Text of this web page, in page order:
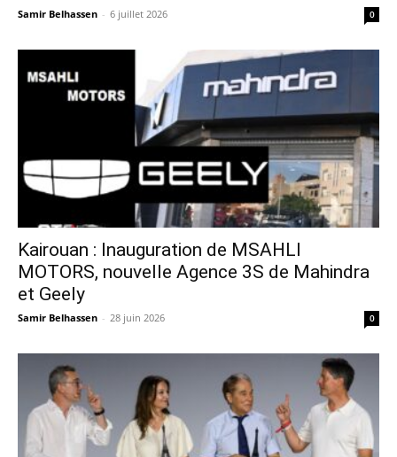
Samir Belhassen - 6 juillet 2026 0
Kairouan : Inauguration de MSAHLI
MOTORS, nouvelle Agence 3S de Mahindra
et Geely
Samir Belhassen - 28 juin 2026 0